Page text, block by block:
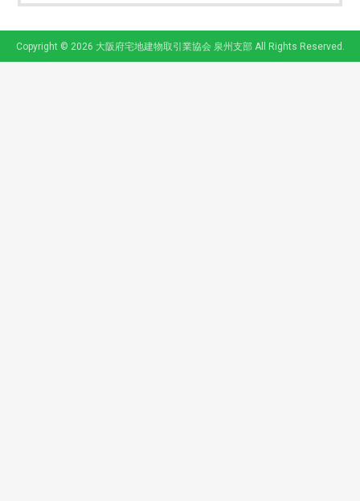
Copyright © 2026 大阪府宅地建物取引業協会 泉州支部 All Rights Reserved.